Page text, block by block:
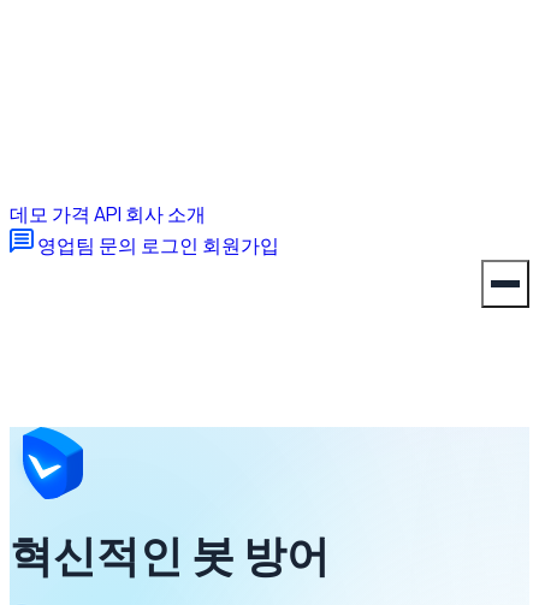
데모 가격 API 회사 소개
영업팀 문의 로그인 회원가입
혁신적인 봇 방어